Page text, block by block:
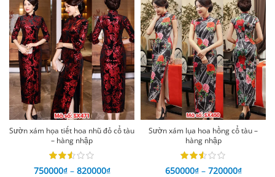
Sườn xám họa tiết hoa nhũ đỏ cổ tàu
– hàng nhập
750000₫ – 820000₫
Sườn xám lụa hoa hồng cổ tàu –
hàng nhập
650000₫ – 720000₫